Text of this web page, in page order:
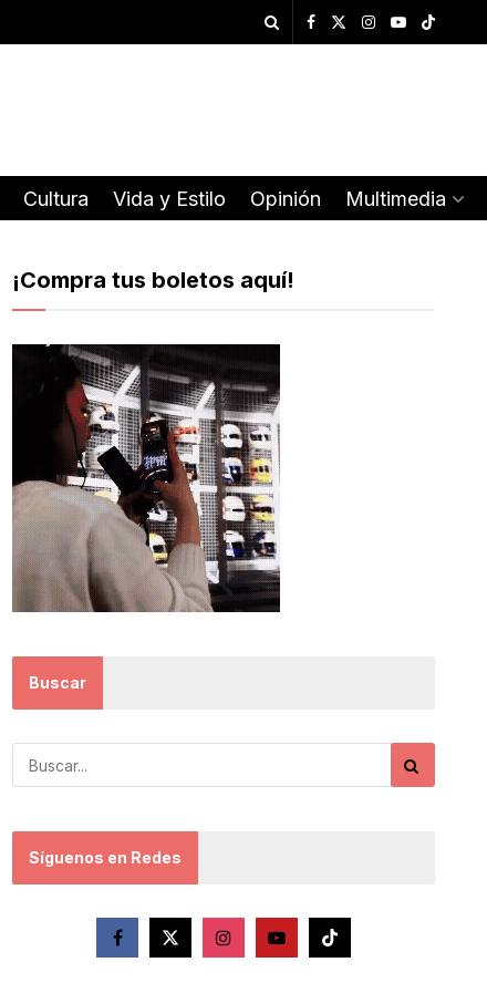
Cultura Vida y Estilo Opinión Multimedia
¡Compra tus boletos aquí!
Buscar
Síguenos en Redes